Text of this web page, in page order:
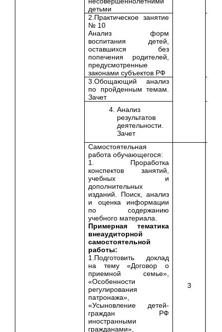
детьми
2.Практическое занятие
№ 10
Анализ форм
воспитания детей,
оставшихся без
попечения родителей,
предусмотренные
законами субъектов РФ
3.Обощающий анализ
по пройденным темам.
Зачет
Анализ
результатов
деятельности.
Зачет
Самостоятельная
работа обучающегося:
1. Проработка
конспектов занятий,
учебных и
дополнительных
изданий. Поиск, анализ
и оценка информации
по содержанию
учебного материала.
Примерная тематика
внеаудиторной
самостоятельной
работы:
1.Подготовить доклад
на тему «Договор о
приемной семье»,
«Особенности
регулирования
патронажа»,
«Усыновление детей-
граждан РФ
иностранными
гражданами»,
3